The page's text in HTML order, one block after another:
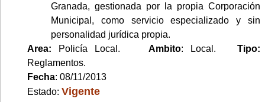
Granada, gestionada por la propia Corporación
Municipal, como servicio especializado y sin
personalidad jurídica propia.
Area: Policía Local. Ambito: Local. Tipo:
Reglamentos.
Fecha: 08/11/2013
Estado: Vigente